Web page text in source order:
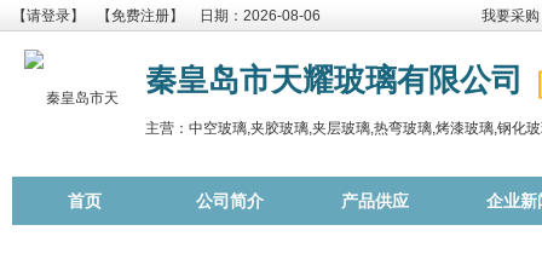
【请登录】 【免费注册】 日期：2026-08-06 我要采购
秦皇岛市天耀玻璃有限公司
主营：中空玻璃,夹胶玻璃,夹层玻璃,热弯玻璃,烤漆玻璃,钢化
首页 公司简介 产品供应 企业新